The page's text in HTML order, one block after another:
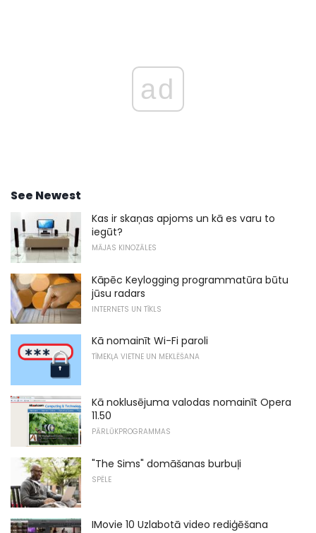
ad
See Newest
Kas ir skaņas apjoms un kā es varu to
iegūt?
MĀJAS KINOZĀLES
Kāpēc Keylogging programmatūra būtu
jūsu radars
INTERNETS UN TĪKLS
Kā nomainīt Wi-Fi paroli
TĪMEKĻA VIETNE UN MEKLĒŠANA
Kā noklusējuma valodas nomainīt Opera
11.50
PĀRLŪKPROGRAMMAS
"The Sims" domāšanas burbuļi
SPĒLE
IMovie 10 Uzlabotā video rediģēšana